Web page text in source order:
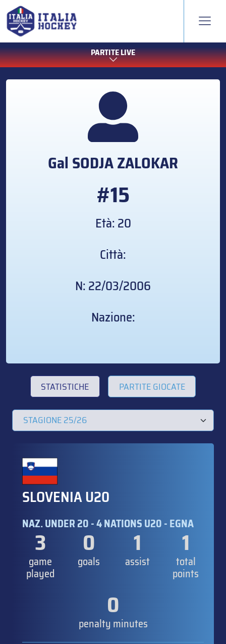
PARTITE LIVE
Gal SODJA ZALOKAR
#15
Età: 20
Città:
N: 22/03/2006
Nazione:
STATISTICHE PARTITE GIOCATE
SLOVENIA U20
NAZ. UNDER 20 - 4 NATIONS U20 - EGNA
3
game
played
0
goals
1
assist
1
total
points
0
penalty minutes